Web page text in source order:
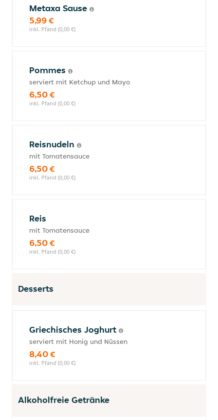
Metaxa Sause
5,99 €
inkl. Pfand (0,00 €)
Pommes
serviert mit Ketchup und Mayo
6,50 €
inkl. Pfand (0,00 €)
Reisnudeln
mit Tomatensauce
6,50 €
inkl. Pfand (0,00 €)
Reis
mit Tomatensauce
6,50 €
inkl. Pfand (0,00 €)
Desserts
Griechisches Joghurt
serviert mit Honig und Nüssen
8,40 €
inkl. Pfand (0,00 €)
Alkoholfreie Getränke